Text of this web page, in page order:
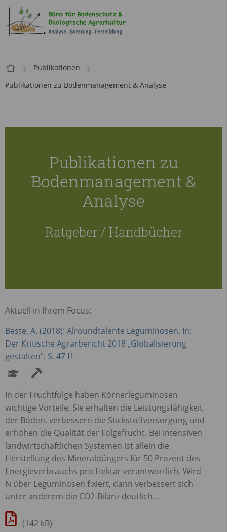
Publikationen
Publikationen zu Bodenmanagement & Analyse
Publikationen zu
Bodenmanagement &
Analyse
Ratgeber / Handbücher
Aktuell in Ihrem Focus:
Beste, A. (2018): Alroundtalente Leguminosen. In:
Der Kritische Agrarbericht 2018 „Globalisierung
gestalten“. S. 47 ff
In der Fruchtfolge haben Körnerleguminosen
wichtige Vorteile. Sie erhalten die Leistungsfähigkeit
der Böden, verbessern die Stickstoffversorgung und
erhöhen die Qualität der Folgefrucht. Bei intensiven
landwirtschaftlichen Systemen ist allein die
Herstellung des Mineraldüngers für 50 Prozent des
Energieverbrauchs pro Hektar verantwortlich. Wird
N über Leguminosen fixiert, dann verbessert sich
unter anderem die CO2-Bilanz deutlich…
(142 kB)